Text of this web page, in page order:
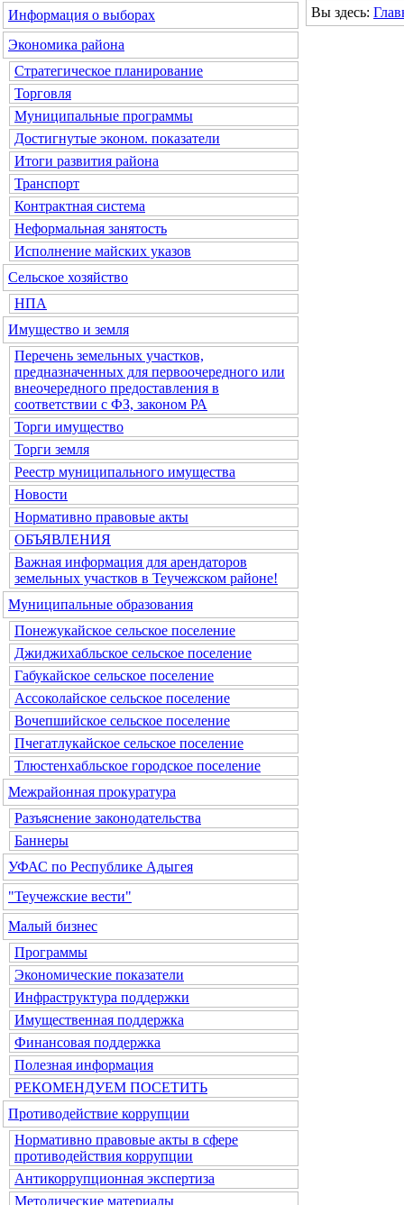
Информация о выборах
Экономика района
Стратегическое планирование
Торговля
Муниципальные программы
Достигнутые эконом. показатели
Итоги развития района
Транспорт
Контрактная система
Неформальная занятость
Исполнение майских указов
Сельское хозяйство
НПА
Имущество и земля
Перечень земельных участков,
предназначенных для первоочередного или
внеочередного предоставления в
соответствии с ФЗ, законом РА
Торги имущество
Торги земля
Реестр муниципального имущества
Новости
Нормативно правовые акты
ОБЪЯВЛЕНИЯ
Важная информация для арендаторов
земельных участков в Теучежском районе!
Муниципальные образования
Понежукайское сельское поселение
Джиджихабльское сельское поселение
Габукайское сельское поселение
Ассоколайское сельское поселение
Вочепшийское сельское поселение
Пчегатлукайское сельское поселение
Тлюстенхабльское городское поселение
Межрайонная прокуратура
Разъяснение законодательства
Баннеры
УФАС по Республике Адыгея
"Теучежские вести"
Малый бизнес
Программы
Экономические показатели
Инфраструктура поддержки
Имущественная поддержка
Финансовая поддержка
Полезная информация
РЕКОМЕНДУЕМ ПОСЕТИТЬ
Противодействие коррупции
Нормативно правовые акты в сфере
противодействия коррупции
Антикоррупционная экспертиза
Методические материалы
Вы здесь: